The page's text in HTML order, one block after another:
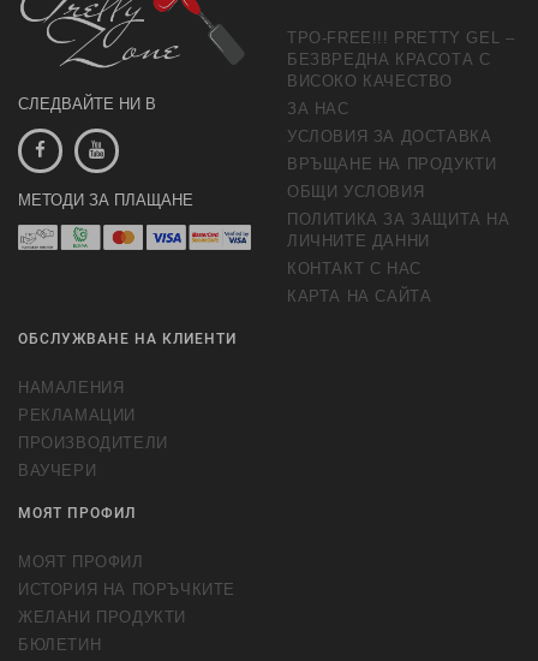
СЛЕДВАЙТЕ НИ В
МЕТОДИ ЗА ПЛАЩАНЕ
TPO-FREE!!! PRETTY GEL –
БЕЗВРЕДНА КРАСОТА С
ВИСОКО КАЧЕСТВО
ЗА НАС
УСЛОВИЯ ЗА ДОСТАВКА
ВРЪЩАНЕ НА ПРОДУКТИ
ОБЩИ УСЛОВИЯ
ПОЛИТИКА ЗА ЗАЩИТА НА
ЛИЧНИТЕ ДАННИ
КОНТАКТ С НАС
КАРТА НА САЙТА
ОБСЛУЖВАНЕ НА КЛИЕНТИ
НАМАЛЕНИЯ
РЕКЛАМАЦИИ
ПРОИЗВОДИТЕЛИ
ВАУЧЕРИ
МОЯТ ПРОФИЛ
МОЯТ ПРОФИЛ
ИСТОРИЯ НА ПОРЪЧКИТЕ
ЖЕЛАНИ ПРОДУКТИ
БЮЛЕТИН